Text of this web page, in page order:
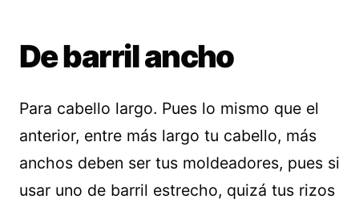
De barril ancho
Para cabello largo. Pues lo mismo que el
anterior, entre más largo tu cabello, más
anchos deben ser tus moldeadores, pues si
usar uno de barril estrecho, quizá tus rizos